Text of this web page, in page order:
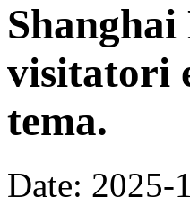
visitatori
tema.
Date: 2025-